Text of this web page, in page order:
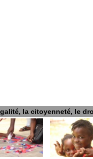
la citoyenneté, le